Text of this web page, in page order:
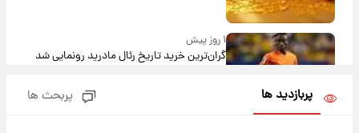
۱ روز پیش
گران‌ترین خرید تاریخ رئال مادرید رونمایی شد
پربازدید ها پربحث ها